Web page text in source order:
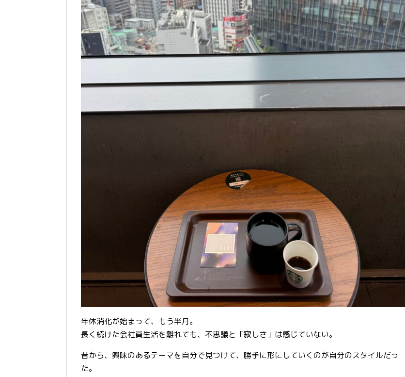
年休消化が始まって、もう半月。
長く続けた会社員生活を離れても、不思議と「寂しさ」は感じていない。
昔から、興味のあるテーマを自分で見つけて、勝手に形にしていくのが自分のスタイルだっ
た。